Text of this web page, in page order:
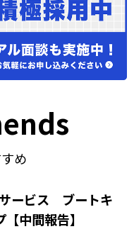
め
ービス ブートキ
【中間報告】